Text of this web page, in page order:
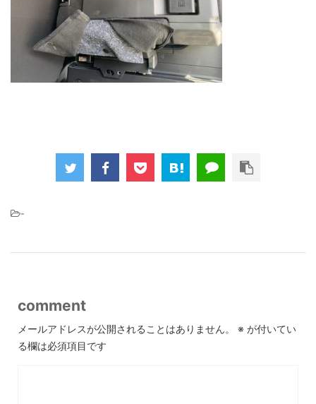
-
comment
メールアドレスが公開されることはありません。 ※ が付いてい
る欄は必須項目です